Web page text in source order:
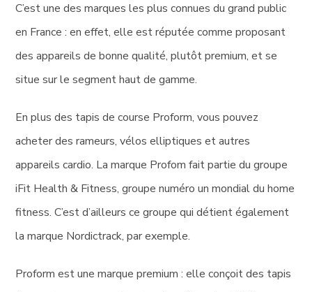
C’est une des marques les plus connues du grand public
en France : en effet, elle est réputée comme proposant
des appareils de bonne qualité, plutôt premium, et se
situe sur le segment haut de gamme.
En plus des tapis de course Proform, vous pouvez
acheter des rameurs, vélos elliptiques et autres
appareils cardio. La marque Profom fait partie du groupe
iFit Health & Fitness, groupe numéro un mondial du home
fitness. C’est d’ailleurs ce groupe qui détient également
la marque Nordictrack, par exemple.
Proform est une marque premium : elle conçoit des tapis